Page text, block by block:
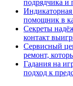
подрядчика и
помощник в
Секреты
контакт
Сервисный
ремонт,
Гадания на
подход к